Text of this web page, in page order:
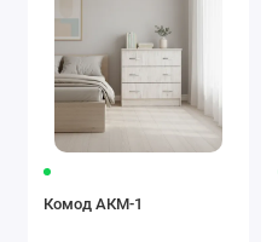
Комод АКМ-1